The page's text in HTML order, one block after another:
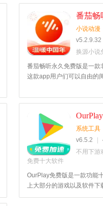
番茄畅
小说动漫
v5.2.9.32
换源小说
番茄畅听永久免费版是一款
这款app用户们可以自由的
久免费的听小说呢，喜欢
系统工具
v6.5.2
不用下游
免费十大软件
OurPlay免费版是一款功能
上大部分的游戏以及软件
些免费的加速器功能，让